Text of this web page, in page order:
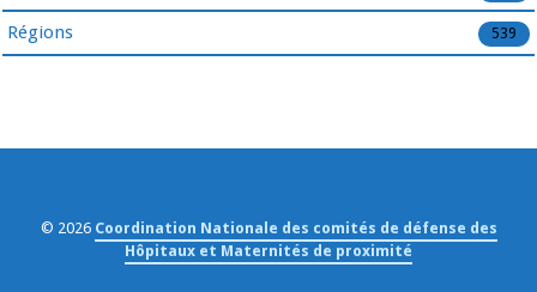
Régions 539
© 2026 Coordination Nationale des comités de défense des
Hôpitaux et Maternités de proximité